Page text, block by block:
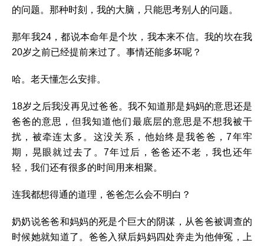
的问题。那种时刻，我的大脑，只能思考别人的问题。
那年我24，都说本命年是个坎，我本来不信。我的坎在我
20岁之前已经提前来过了。事情还能多坏呢？
哈。老天懂怎么安排。
18岁之后我没再见过爸爸。我不知道那是妈妈的意思还是
爸爸的意思，但我知道他们最底层的意思是不想我被干
扰，被牵连太多。这没关系，他始终是我爸爸，7年牢
期，晃眼就过去了。7年过后，爸爸还不老，我也还年
轻，我们还有很多的时间用来相聚。
连我都想得通的道理，爸爸怎么会不明白？
奶奶说爸爸和妈妈的死是个巨大的阴谋，从爸爸被调查的
时候她就知道了。爸爸入狱后妈妈四处奔走为他伸冤，上